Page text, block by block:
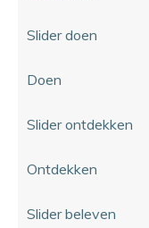
Slider doen
Doen
Slider ontdekken
Ontdekken
Slider beleven